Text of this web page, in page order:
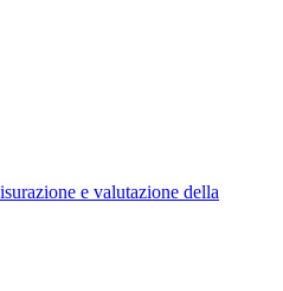
e valutazione della